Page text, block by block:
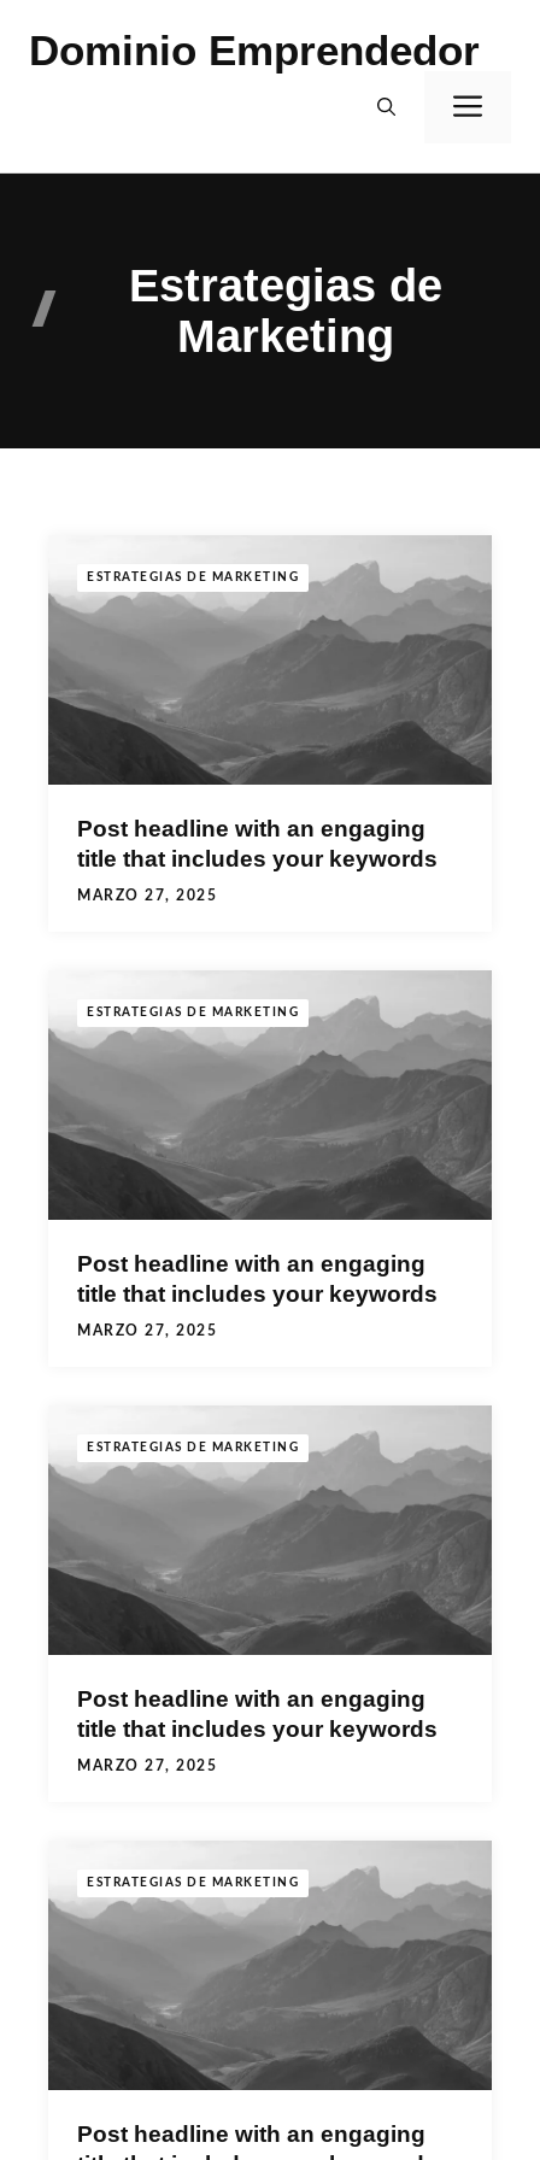
Dominio Emprendedor
Estrategias de
Marketing
ESTRATEGIAS DE MARKETING
Post headline with an engaging
title that includes your keywords
MARZO 27, 2025
ESTRATEGIAS DE MARKETING
Post headline with an engaging
title that includes your keywords
MARZO 27, 2025
ESTRATEGIAS DE MARKETING
Post headline with an engaging
title that includes your keywords
MARZO 27, 2025
ESTRATEGIAS DE MARKETING
Post headline with an engaging